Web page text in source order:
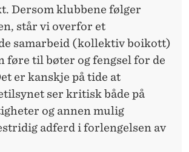
Dersom klubbene følger
står vi overfor et
samarbeid (kollektiv boikott)
føre til bøter og fengsel for de
er kanskje på tide at
ser kritisk både på
og annen mulig
adferd i forlengelsen av